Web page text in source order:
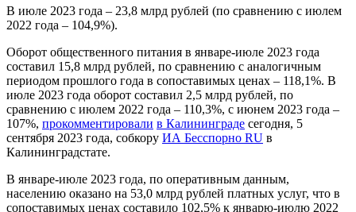
В июле 2023 года – 23,8 млрд рублей (по сравнению с июлем
2022 года – 104,9%).
Оборот общественного питания в январе-июле 2023 года
составил 15,8 млрд рублей, по сравнению с аналогичным
периодом прошлого года в сопоставимых ценах – 118,1%. В
июле 2023 года оборот составил 2,5 млрд рублей, по
сравнению с июлем 2022 года – 110,3%, с июнем 2023 года –
107%, прокомментировали в Калининграде сегодня, 5
сентября 2023 года, собкору ИА Бесспорно RU в
Калининградстате.
В январе-июле 2023 года, по оперативным данным,
населению оказано на 53,0 млрд рублей платных услуг, что в
сопоставимых ценах составило 102,5% к январю-июлю 2022